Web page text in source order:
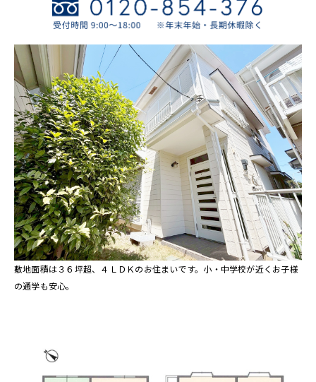
敷地面積は３６坪超、４ＬＤＫのお住まいです。小・中学校が近くお子様
の通学も安心。